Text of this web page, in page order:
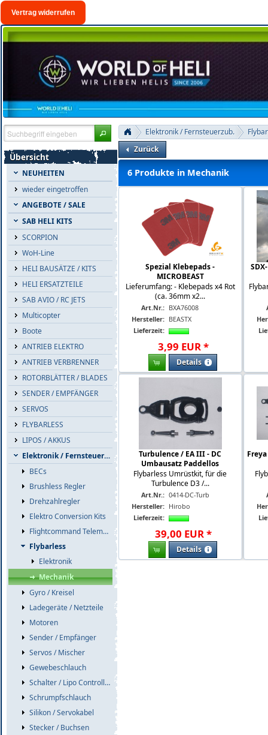
Vertrag widerrufen
Übersicht
NEUHEITEN
wieder eingetroffen
ANGEBOTE / SALE
SAB HELI KITS
SCORPION
WoH-Line
HELI BAUSÄTZE / KITS
HELI ERSATZTEILE
SAB AVIO / RC JETS
Multicopter
Boote
ANTRIEB ELEKTRO
ANTRIEB VERBRENNER
ROTORBLÄTTER / BLADES
SENDER / EMPFÄNGER
SERVOS
FLYBARLESS
LIPOS / AKKUS
Elektronik / Fernsteuerzub.
BECs
Brushless Regler
Drehzahlregler
Elektro Conversion Kits
Flightcommand Telemetrie
Flybarless
Elektronik
Mechanik
Gyro / Kreisel
Ladegeräte / Netzteile
Motoren
Sender / Empfänger
Servos / Mischer
Gewebeschlauch
Schalter / Lipo Controller / Akkuweichen
Schrumpfschlauch
Silikon / Servokabel
Stecker / Buchsen
Elektronik / Fernsteuerzub.
Zurück
6 Produkte in Mechanik
Spezial Klebepads -
MICROBEAST
Lieferumfang: - Klebepads x4 Rot
(ca. 36mm x2...
Art.Nr.: BXA76008
Hersteller: BEASTX
Lieferzeit:
3,99 EUR*
Details
Turbulence / EA III - DC
Umbausatz Paddellos
Flybarless Umrüstkit, für die
Turbulence D3 /...
Art.Nr.: 0414-DC-Turb
Hersteller: Hirobo
Lieferzeit:
39,00 EUR*
Details